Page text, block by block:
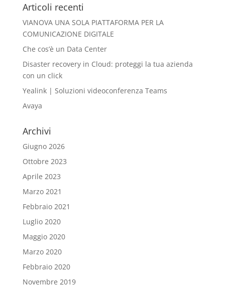
Articoli recenti
VIANOVA UNA SOLA PIATTAFORMA PER LA
COMUNICAZIONE DIGITALE
Che cos’è un Data Center
Disaster recovery in Cloud: proteggi la tua azienda
con un click
Yealink | Soluzioni videoconferenza Teams
Avaya
Archivi
Giugno 2026
Ottobre 2023
Aprile 2023
Marzo 2021
Febbraio 2021
Luglio 2020
Maggio 2020
Marzo 2020
Febbraio 2020
Novembre 2019